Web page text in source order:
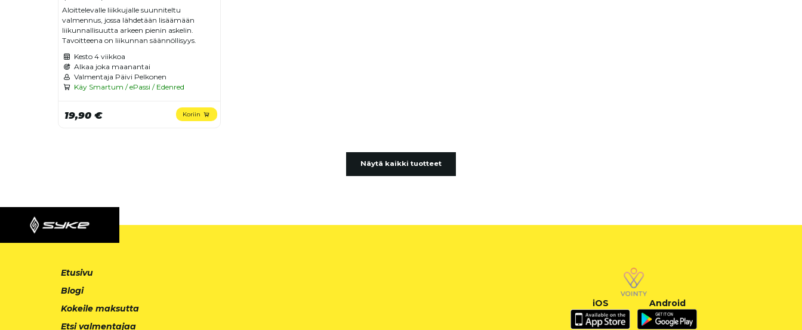
Aloittelevalle liikkujalle suunniteltu
valmennus, jossa lähdetään lisäämään
liikunnallisuutta arkeen pienin askelin.
Tavoitteena on liikunnan säännöllisyys.
Kesto 4 viikkoa
Alkaa joka maanantai
Valmentaja Päivi Pelkonen
Käy Smartum / ePassi / Edenred
19,90 € Koriin
Näytä kaikki tuotteet
Etusivu
Blogi
Kokeile maksutta
Etsi valmentajaa
iOS Android